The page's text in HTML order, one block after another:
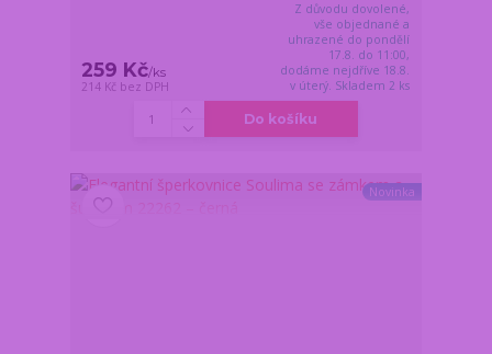
259 Kč/ks
214 Kč bez DPH
Z důvodu dovolené,
vše objednané a
uhrazené do pondělí
17.8. do 11:00,
dodáme nejdříve 18.8.
v úterý. Skladem 2 ks
Do košíku
Novinka